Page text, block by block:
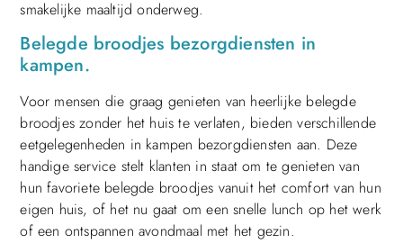
smakelijke maaltijd onderweg.
Belegde broodjes bezorgdiensten in
kampen.
Voor mensen die graag genieten van heerlijke belegde
broodjes zonder het huis te verlaten, bieden verschillende
eetgelegenheden in kampen bezorgdiensten aan. Deze
handige service stelt klanten in staat om te genieten van
hun favoriete belegde broodjes vanuit het comfort van hun
eigen huis, of het nu gaat om een snelle lunch op het werk
of een ontspannen avondmaal met het gezin.